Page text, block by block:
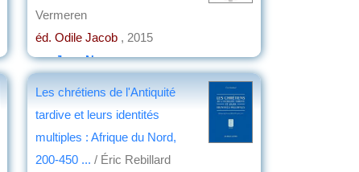
Vermeren
éd. Odile Jacob , 2015
parJean Nemo
Les chrétiens de l'Antiquité
tardive et leurs identités
multiples : Afrique du Nord,
200-450 ... / Éric Rebillard